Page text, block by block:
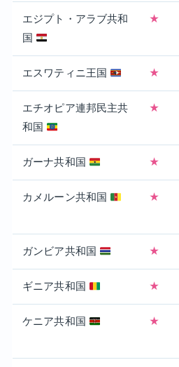
エジプト・アラブ共和
国
★
エスワティニ王国 ★
エチオピア連邦民主共
和国
★
ガーナ共和国 ★
カメルーン共和国 ★
ガンビア共和国 ★
ギニア共和国 ★
ケニア共和国 ★